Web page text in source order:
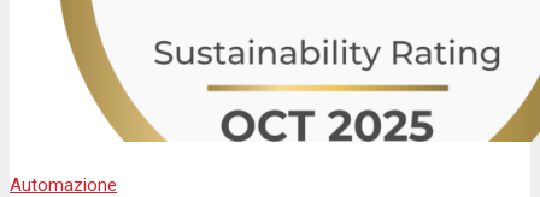
Automazione